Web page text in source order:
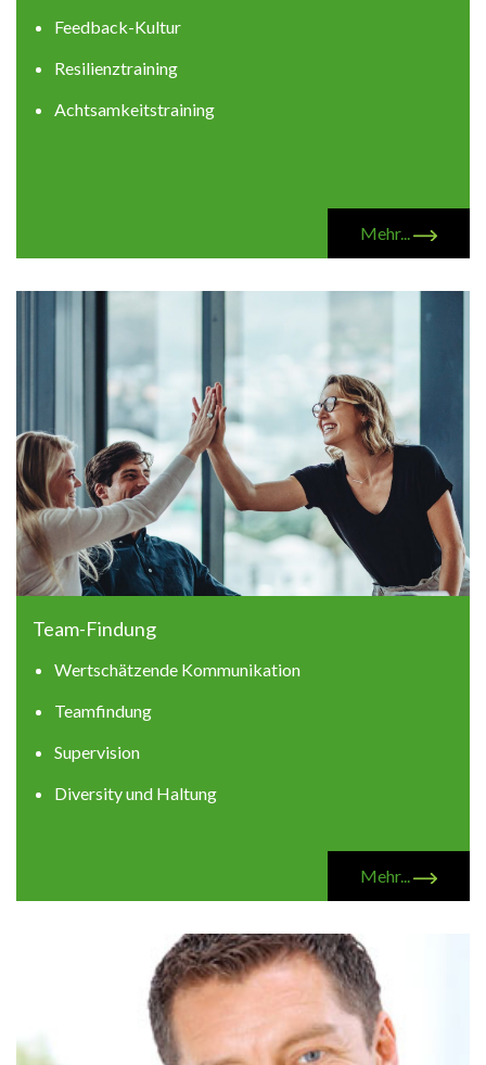
Feedback-Kultur
Resilienztraining
Achtsamkeitstraining
Mehr...
Team-Findung
Wertschätzende Kommunikation
Teamfindung
Supervision
Diversity und Haltung
Mehr...